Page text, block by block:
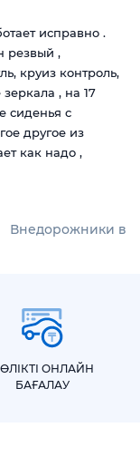
исправно .
резвый ,
круиз контроль,
, на 17
сиденья с
другое из
как надо ,
Внедорожники в
ОНЛАЙН
БАҒАЛАУ